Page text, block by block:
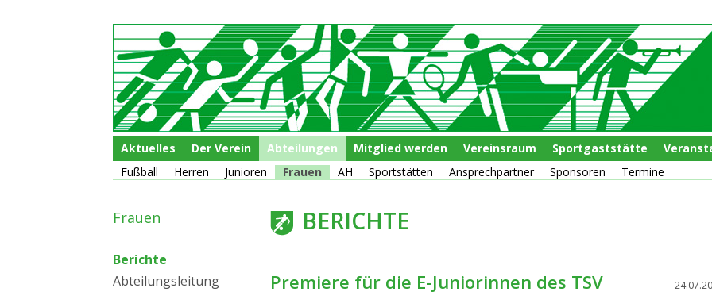
Navigation
überspringen
Aktuelles Der Verein Abteilungen Mitglied werden Vereinsraum Sportgaststätte
Navigation
Fußball Herren Junioren Frauen AH Sportstätten Ansprechpartner Sponsoren Termine
überspringen
Frauen
Berichte
Abteilungsleitung
BERICHTE
Premiere für die E-Juniorinnen des TSV